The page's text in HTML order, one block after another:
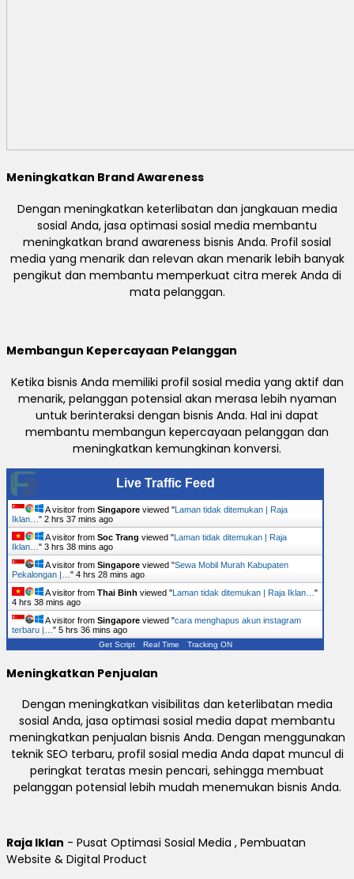
Meningkatkan Brand Awareness
Dengan meningkatkan keterlibatan dan jangkauan media
sosial Anda, jasa optimasi sosial media membantu
meningkatkan brand awareness bisnis Anda. Profil sosial
media yang menarik dan relevan akan menarik lebih banyak
pengikut dan membantu memperkuat citra merek Anda di
mata pelanggan.
Membangun Kepercayaan Pelanggan
Ketika bisnis Anda memiliki profil sosial media yang aktif dan
menarik, pelanggan potensial akan merasa lebih nyaman
untuk berinteraksi dengan bisnis Anda. Hal ini dapat
membantu membangun kepercayaan pelanggan dan
meningkatkan kemungkinan konversi.
Live Traffic Feed
A visitor from Singapore viewed "Laman tidak ditemukan | Raja
Iklan… " 2 hrs 37 mins ago
A visitor from Soc Trang viewed "Laman tidak ditemukan | Raja
Iklan… " 3 hrs 38 mins ago
A visitor from Singapore viewed "Sewa Mobil Murah Kabupaten
Pekalongan |… " 4 hrs 28 mins ago
A visitor from Thai Binh viewed "Laman tidak ditemukan | Raja Iklan… "
4 hrs 38 mins ago
A visitor from Singapore viewed "cara menghapus akun instagram
terbaru |… " 5 hrs 36 mins ago
Get Script Real Time Tracking ON
Meningkatkan Penjualan
Dengan meningkatkan visibilitas dan keterlibatan media
sosial Anda, jasa optimasi sosial media dapat membantu
meningkatkan penjualan bisnis Anda. Dengan menggunakan
teknik SEO terbaru, profil sosial media Anda dapat muncul di
peringkat teratas mesin pencari, sehingga membuat
pelanggan potensial lebih mudah menemukan bisnis Anda.
Raja Iklan - Pusat Optimasi Sosial Media , Pembuatan
Website & Digital Product